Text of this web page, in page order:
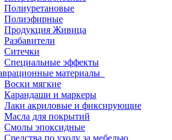
Полиуретановые
Полиэфирные
Продукция Живица
Разбавители
Ситечки
Специальные эффекты
материалы
Воски мягкие
Карандаши и маркеры
Лаки акриловые и фиксирующие
Масла для покрытий
Смолы эпоксидные
Средства по уходу за мебелью